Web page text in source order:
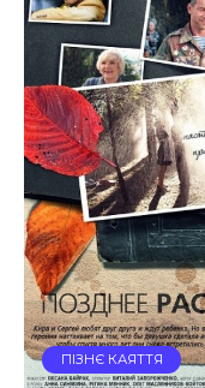
ПІЗНЄ КАЯТТЯ